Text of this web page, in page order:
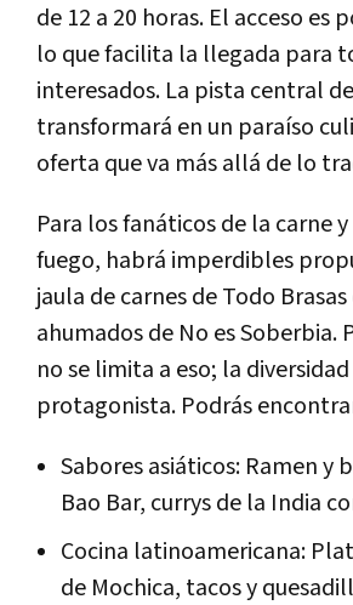
de 12 a 20 horas. El acceso es
lo que facilita la llegada para
interesados. La pista central
transformará en un paraíso
oferta que va más allá de lo
Para los fanáticos de la carne
fuego, habrá imperdibles
jaula de carnes de Todo
ahumados de No es Soberbia.
no se limita a eso; la diversidad
protagonista. Podrás
Sabores asiáticos: Ramen y
Bao Bar, currys de la India
Cocina latinoamericana:
de Mochica, tacos y